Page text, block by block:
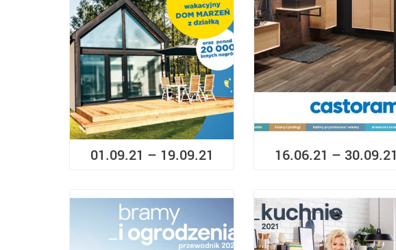
01.09.21 – 19.09.21 16.06.21 – 30.09.21